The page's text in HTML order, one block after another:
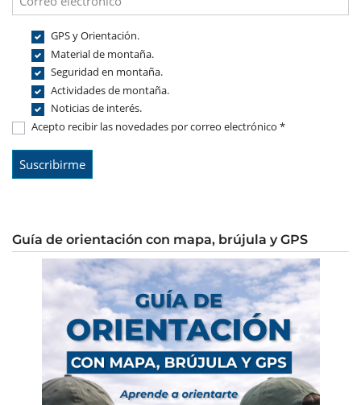
GPS y Orientación.
Material de montaña.
Seguridad en montaña.
Actividades de montaña.
Noticias de interés.
Acepto recibir las novedades por correo electrónico *
Guía de orientación con mapa, brújula y GPS